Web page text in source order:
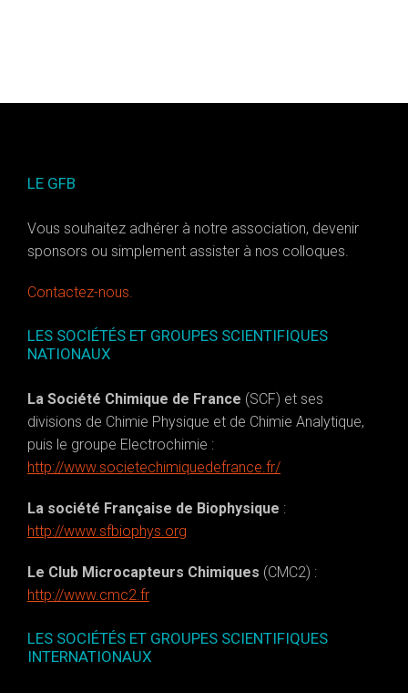
LE GFB
Vous souhaitez adhérer à notre association, devenir
sponsors ou simplement assister à nos colloques.
Contactez-nous.
LES SOCIÉTÉS ET GROUPES SCIENTIFIQUES
NATIONAUX
La Société Chimique de France (SCF) et ses
divisions de Chimie Physique et de Chimie Analytique,
puis le groupe Electrochimie :
http://www.societechimiquedefrance.fr/
La société Française de Biophysique :
http://www.sfbiophys.org
Le Club Microcapteurs Chimiques (CMC2) :
http://www.cmc2.fr
LES SOCIÉTÉS ET GROUPES SCIENTIFIQUES
INTERNATIONAUX